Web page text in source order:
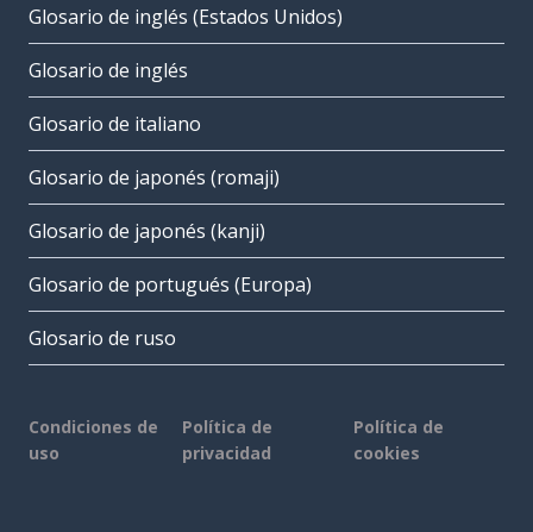
Glosario de inglés (Estados Unidos)
Glosario de inglés
Glosario de italiano
Glosario de japonés (romaji)
Glosario de japonés (kanji)
Glosario de portugués (Europa)
Glosario de ruso
Condiciones de
uso
Política de
privacidad
Política de
cookies